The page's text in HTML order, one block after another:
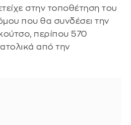
στην τοποθέτηση του
που θα συνδέσει την
περίπου 570
από την